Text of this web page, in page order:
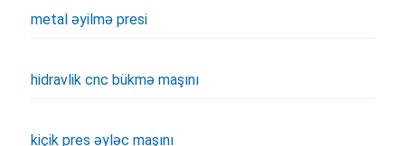
metal əyilmə presi
hidravlik cnc bükmə maşını
kiçik pres əyləc maşını